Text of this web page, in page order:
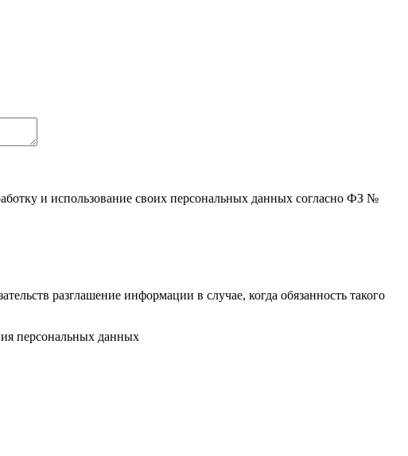
и использование своих персональных данных согласно ФЗ №
разглашение информации в случае, когда обязанность такого
персональных данных